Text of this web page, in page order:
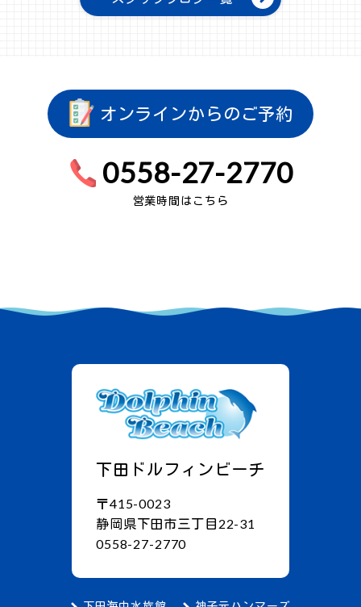
オンラインからのご予約
0558-27-2770
営業時間はこちら
下田ドルフィンビーチ
〒415-0023
静岡県下田市三丁目22-31
0558-27-2770